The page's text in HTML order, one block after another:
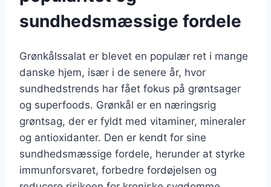
sundhedsmæssige fordele
Grønkålssalat er blevet en populær ret i mange
danske hjem, især i de senere år, hvor
sundhedstrends har fået fokus på grøntsager
og superfoods. Grønkål er en næringsrig
grøntsag, der er fyldt med vitaminer, mineraler
og antioxidanter. Den er kendt for sine
sundhedsmæssige fordele, herunder at styrke
immunforsvaret, forbedre fordøjelsen og